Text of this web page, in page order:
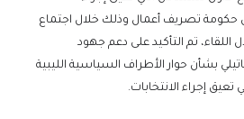
حكومة تصريف أعمال وذلك خلال اجتماع
تم التأكيد على دعم جهود
بشأن حوار الأطراف السياسية الليبية
إجراء الانتخابات.